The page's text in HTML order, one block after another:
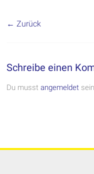
← Zurück
Schreibe einen
Du musstangemeldet